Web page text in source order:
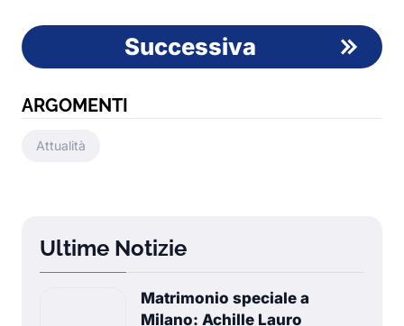
Successiva
ARGOMENTI
Attualità
Ultime Notizie
Matrimonio speciale a
Milano: Achille Lauro